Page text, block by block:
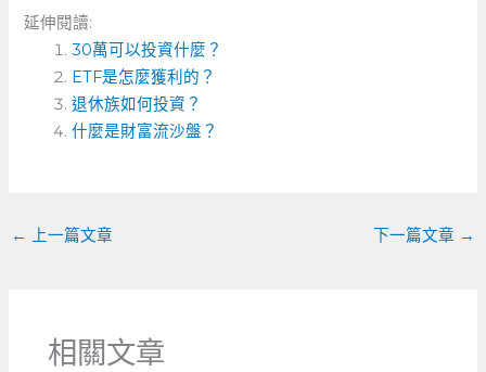
c
e
b
o
ss
e
n
g
e C
h
a
t
延伸閱讀:
30萬可以投資什麼？
ETF是怎麼獲利的？
退休族如何投資？
什麼是財富流沙盤？
← 上一篇文章 下一篇文章 →
相關文章